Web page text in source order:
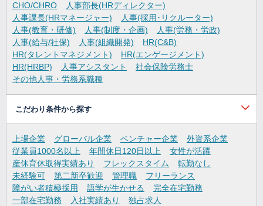
CHO/CHRO
人事部長(HRディレクター)
人事課長(HRマネージャー)
人事(採用･リクルーター)
人事(教育・研修)
人事(制度・企画)
人事(労務・労政)
人事(給与/社保)
人事(組織開発)
HR(C&B)
HR(タレントマネジメント)
HR(エンゲージメント)
HR(HRBP)
人事アシスタント
社会保険労務士
その他人事・労務系職種
こだわり条件から探す
上場企業 グローバル企業 ベンチャー企業
外資系企業
従業員1000名以上
年間休日120日以上
女性が活躍
産休育休取得実績あり
フレックスタイム
転勤なし
未経験可
第二新卒歓迎 管理職
フリーランス
障がい者積極採用
語学が生かせる
完全在宅勤務
一部在宅勤務
入社実績あり 独占求人